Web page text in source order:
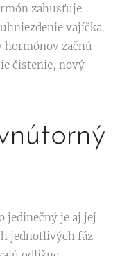
zahusťuje
vajíčka.
hormónov začnú
čistenie, nový
jedinečný je aj jej
jednotlivých fáz